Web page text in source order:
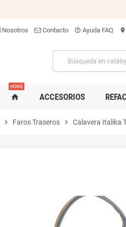
Nosotros Contacto help_outline Ayuda FAQ location_on
home
HOME
ACCESORIOS
chevron_right Faros Traseros chevron_right Calavera Italika